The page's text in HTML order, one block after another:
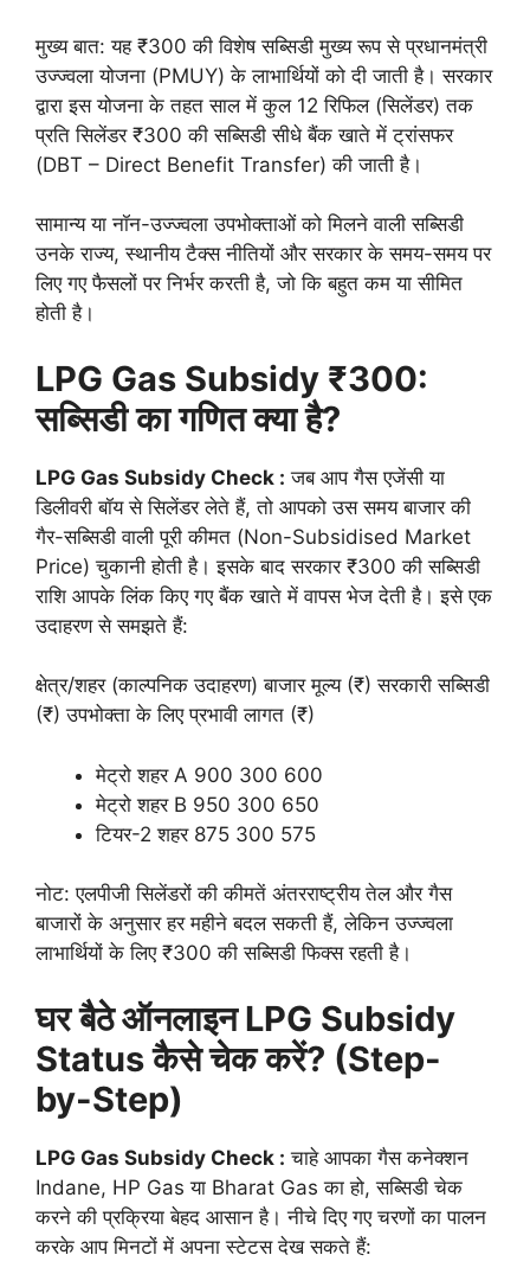
मुख्य बात: यह ₹300 की विशेष सब्सिडी मुख्य रूप से प्रधानमंत्री
उज्ज्वला योजना (PMUY) के लाभार्थियों को दी जाती है। सरकार
द्वारा इस योजना के तहत साल में कुल 12 रिफिल (सिलेंडर) तक
प्रति सिलेंडर ₹300 की सब्सिडी सीधे बैंक खाते में ट्रांसफर
(DBT – Direct Benefit Transfer) की जाती है।
सामान्य या नॉन-उज्ज्वला उपभोक्ताओं को मिलने वाली सब्सिडी
उनके राज्य, स्थानीय टैक्स नीतियों और सरकार के समय-समय पर
लिए गए फैसलों पर निर्भर करती है, जो कि बहुत कम या सीमित
होती है।
LPG Gas Subsidy ₹300:
सब्सिडी का गणित क्या है?
LPG Gas Subsidy Check : जब आप गैस एजेंसी या
डिलीवरी बॉय से सिलेंडर लेते हैं, तो आपको उस समय बाजार की
गैर-सब्सिडी वाली पूरी कीमत (Non-Subsidised Market
Price) चुकानी होती है। इसके बाद सरकार ₹300 की सब्सिडी
राशि आपके लिंक किए गए बैंक खाते में वापस भेज देती है। इसे एक
उदाहरण से समझते हैं:
क्षेत्र/शहर (काल्पनिक उदाहरण) बाजार मूल्य (₹) सरकारी सब्सिडी
(₹) उपभोक्ता के लिए प्रभावी लागत (₹)
मेट्रो शहर A 900 300 600
मेट्रो शहर B 950 300 650
टियर-2 शहर 875 300 575
नोट: एलपीजी सिलेंडरों की कीमतें अंतरराष्ट्रीय तेल और गैस
बाजारों के अनुसार हर महीने बदल सकती हैं, लेकिन उज्ज्वला
लाभार्थियों के लिए ₹300 की सब्सिडी फिक्स रहती है।
घर बैठे ऑनलाइन LPG Subsidy
Status कैसे चेक करें? (Step-
by-Step)
LPG Gas Subsidy Check : चाहे आपका गैस कनेक्शन
Indane, HP Gas या Bharat Gas का हो, सब्सिडी चेक
करने की प्रक्रिया बेहद आसान है। नीचे दिए गए चरणों का पालन
करके आप मिनटों में अपना स्टेटस देख सकते हैं: